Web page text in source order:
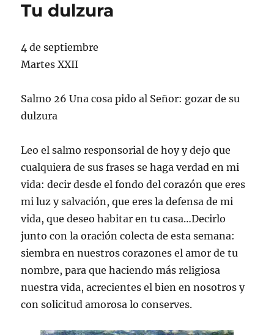
Tu dulzura
4 de septiembre
Martes XXII
Salmo 26 Una cosa pido al Señor: gozar de su
dulzura
Leo el salmo responsorial de hoy y dejo que
cualquiera de sus frases se haga verdad en mi
vida: decir desde el fondo del corazón que eres
mi luz y salvación, que eres la defensa de mi
vida, que deseo habitar en tu casa…Decirlo
junto con la oración colecta de esta semana:
siembra en nuestros corazones el amor de tu
nombre, para que haciendo más religiosa
nuestra vida, acrecientes el bien en nosotros y
con solicitud amorosa lo conserves.